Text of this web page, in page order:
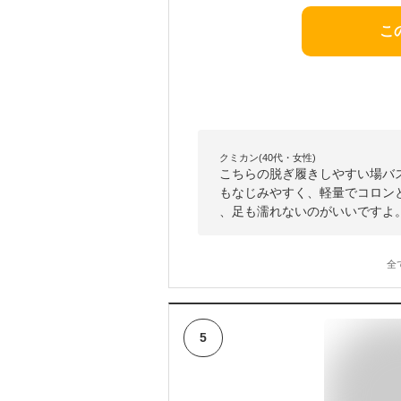
こ
クミカン(40代・女性)
こちらの脱ぎ履きしやすい場
もなじみやすく、軽量でコロ
、足も濡れないのがいいですよ
全
5